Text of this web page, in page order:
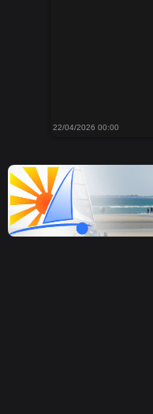
22/04/2026 00:00